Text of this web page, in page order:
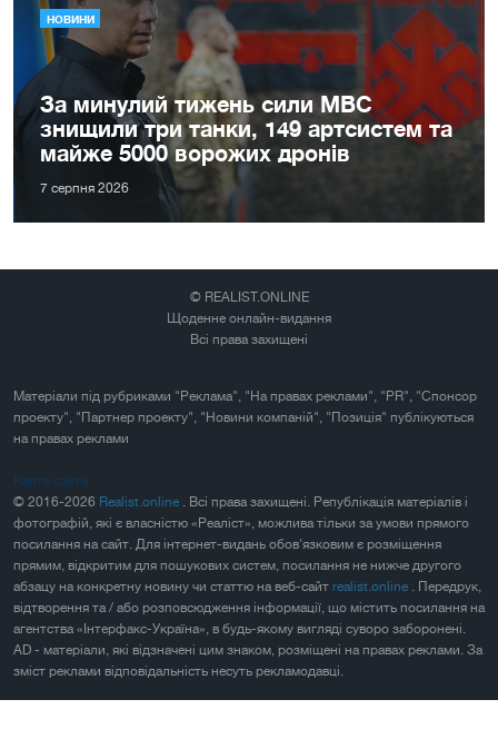
НОВИНИ
За минулий тижень сили МВС
знищили три танки, 149 артсистем та
майже 5000 ворожих дронів
7 серпня 2026
© REALIST.ONLINE
Щоденне онлайн-видання
Всі права захищені
Матеріали під рубриками "Реклама", "На правах реклами", "PR", "Спонсор
проекту", "Партнер проекту", "Новини компаній", "Позиція" публікуються
на правах реклами
Карта сайта
© 2016-2026 Realist.online . Всі права захищені. Републікація матеріалів і
фотографій, які є власністю «Реаліст», можлива тільки за умови прямого
посилання на сайт. Для інтернет-видань обов'язковим є розміщення
прямим, відкритим для пошукових систем, посилання не нижче другого
абзацу на конкретну новину чи статтю на веб-сайт realist.online . Передрук,
відтворення та / або розповсюдження інформації, що містить посилання на
агентства «Інтерфакс-Україна», в будь-якому вигляді суворо заборонені.
AD - матеріали, які відзначені цим знаком, розміщені на правах реклами. За
зміст реклами відповідальність несуть рекламодавці.